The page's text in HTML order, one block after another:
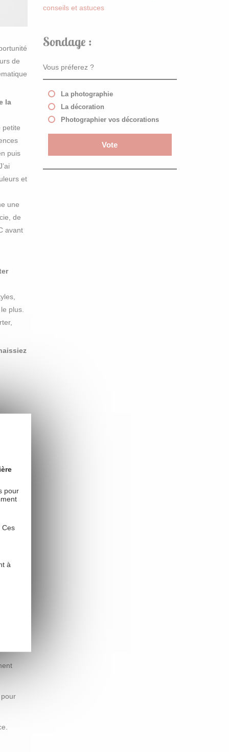
de
la
petite
puis
et
une
de
avant
plus.
le
un
nous
conseils et astuces
Sondage :
Vous préferez ?
La photographie
La décoration
Photographier vos décorations
pour
Ces
à